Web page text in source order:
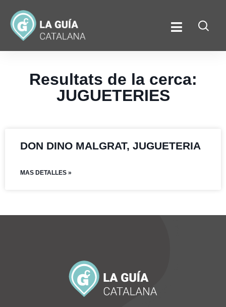
Resultats de la cerca:
JUGUETERIES
DON DINO MALGRAT, JUGUETERIA
MAS DETALLES »